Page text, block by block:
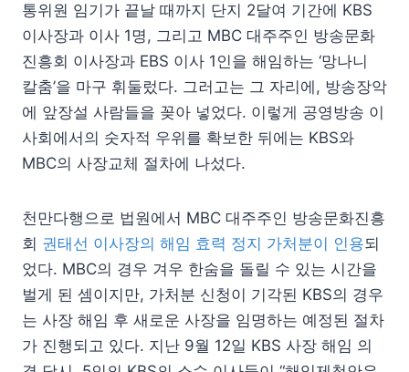
통위원 임기가 끝날 때까지 단지 2달여 기간에 KBS
이사장과 이사 1명, 그리고 MBC 대주주인 방송문화
진흥회 이사장과 EBS 이사 1인을 해임하는 ‘망나니
칼춤’을 마구 휘둘렀다. 그러고는 그 자리에, 방송장악
에 앞장설 사람들을 꽂아 넣었다. 이렇게 공영방송 이
사회에서의 숫자적 우위를 확보한 뒤에는 KBS와
MBC의 사장교체 절차에 나섰다.
천만다행으로 법원에서 MBC 대주주인 방송문화진흥
회 권태선 이사장의 해임 효력 정지 가처분이 인용되
었다. MBC의 경우 겨우 한숨을 돌릴 수 있는 시간을
벌게 된 셈이지만, 가처분 신청이 기각된 KBS의 경우
는 사장 해임 후 새로운 사장을 임명하는 예정된 절차
가 진행되고 있다. 지난 9월 12일 KBS 사장 해임 의